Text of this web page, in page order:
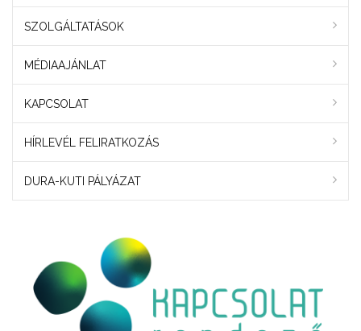
SZOLGÁLTATÁSOK
MÉDIAAJÁNLAT
KAPCSOLAT
HÍRLEVÉL FELIRATKOZÁS
DURA-KUTI PÁLYÁZAT